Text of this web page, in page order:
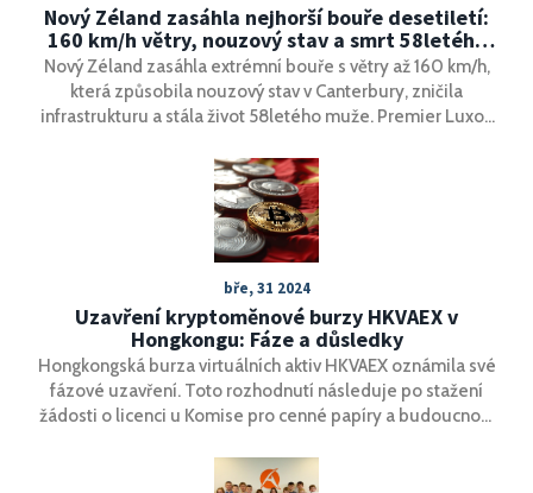
Nový Zéland zasáhla nejhorší bouře desetiletí:
160 km/h větry, nouzový stav a smrt 58letého
muže
Nový Zéland zasáhla extrémní bouře s větry až 160 km/h,
která způsobila nouzový stav v Canterbury, zničila
infrastrukturu a stála život 58letého muže. Premier Luxon
bře, 31 2024
Uzavření kryptoměnové burzy HKVAEX v
Hongkongu: Fáze a důsledky
Hongkongská burza virtuálních aktiv HKVAEX oznámila své
fázové uzavření. Toto rozhodnutí následuje po stažení
žádosti o licenci u Komise pro cenné papíry a budoucnost